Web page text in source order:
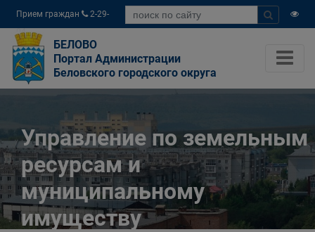
Прием граждан
2-29-
04
БЕЛОВО
Портал Администрации
Беловского городского округа
Управление по земельным
ресурсам и
муниципальному
имуществу